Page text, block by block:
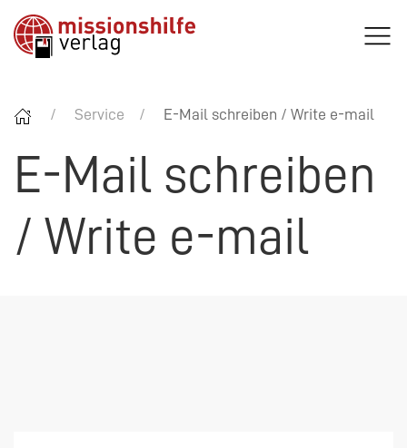
Service E-Mail schreiben / Write e-mail
E-Mail schreiben
/ Write e-mail